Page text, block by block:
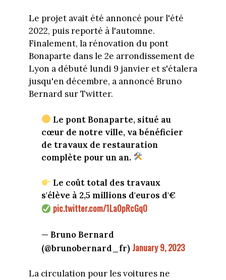
Le projet avait été annoncé pour l'été
2022, puis reporté à l'automne.
Finalement, la rénovation du pont
Bonaparte dans le 2e arrondissement de
Lyon a débuté lundi 9 janvier et s'étalera
jusqu'en décembre, a annoncé Bruno
Bernard sur Twitter.
Le pont Bonaparte, situé au
cœur de notre ville, va bénéficier
de travaux de restauration
complète pour un an.
Le coût total des travaux
s'élève à 2,5 millions d'euros d'€
pic.twitter.com/1La0pRcGq0
— Bruno Bernard
(@brunobernard_fr) January 9, 2023
La circulation pour les voitures ne